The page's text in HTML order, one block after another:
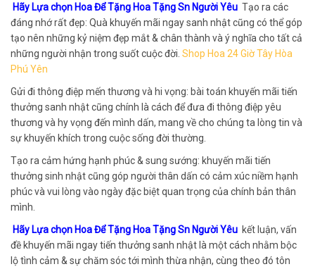
Hãy Lựa chọn Hoa Để Tặng Hoa Tặng Sn Người Yêu Tạo ra các
đáng nhớ rất đẹp: Quà khuyến mãi ngay sanh nhật cũng có thể góp
tạo nên những kỷ niệm đẹp mắt & chân thành và ý nghĩa cho tất cả
những người nhận trong suốt cuộc đời. Shop Hoa 24 Giờ Tây Hòa
Phú Yên
Gửi đi thông điệp mến thương và hi vọng: bài toán khuyến mãi tiến
thưởng sanh nhật cũng chính là cách để đưa đi thông điệp yêu
thương và hy vọng đến mình dấn, mang về cho chúng ta lòng tin và
sự khuyến khích trong cuộc sống đời thường.
Tạo ra cảm hứng hạnh phúc & sung sướng: khuyến mãi tiến
thưởng sinh nhật cũng góp người thân dấn có cảm xúc niềm hạnh
phúc và vui lòng vào ngày đặc biệt quan trọng của chính bản thân
mình.
Hãy Lựa chọn Hoa Để Tặng Hoa Tặng Sn Người Yêu kết luận, vấn
đề khuyến mãi ngay tiến thưởng sanh nhật là một cách nhằm bộc
lộ tình cảm & sự chăm sóc tới mình thừa nhận, cùng theo đó tôn